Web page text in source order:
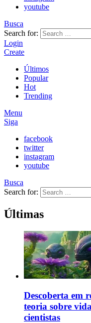
youtube
Busca
Search for:
Login
Create
Últimos
Popular
Hot
Trending
Menu
Siga
facebook
twitter
instagram
youtube
Busca
Search for:
Últimas
Descoberta em
teoria sobre
cientistas